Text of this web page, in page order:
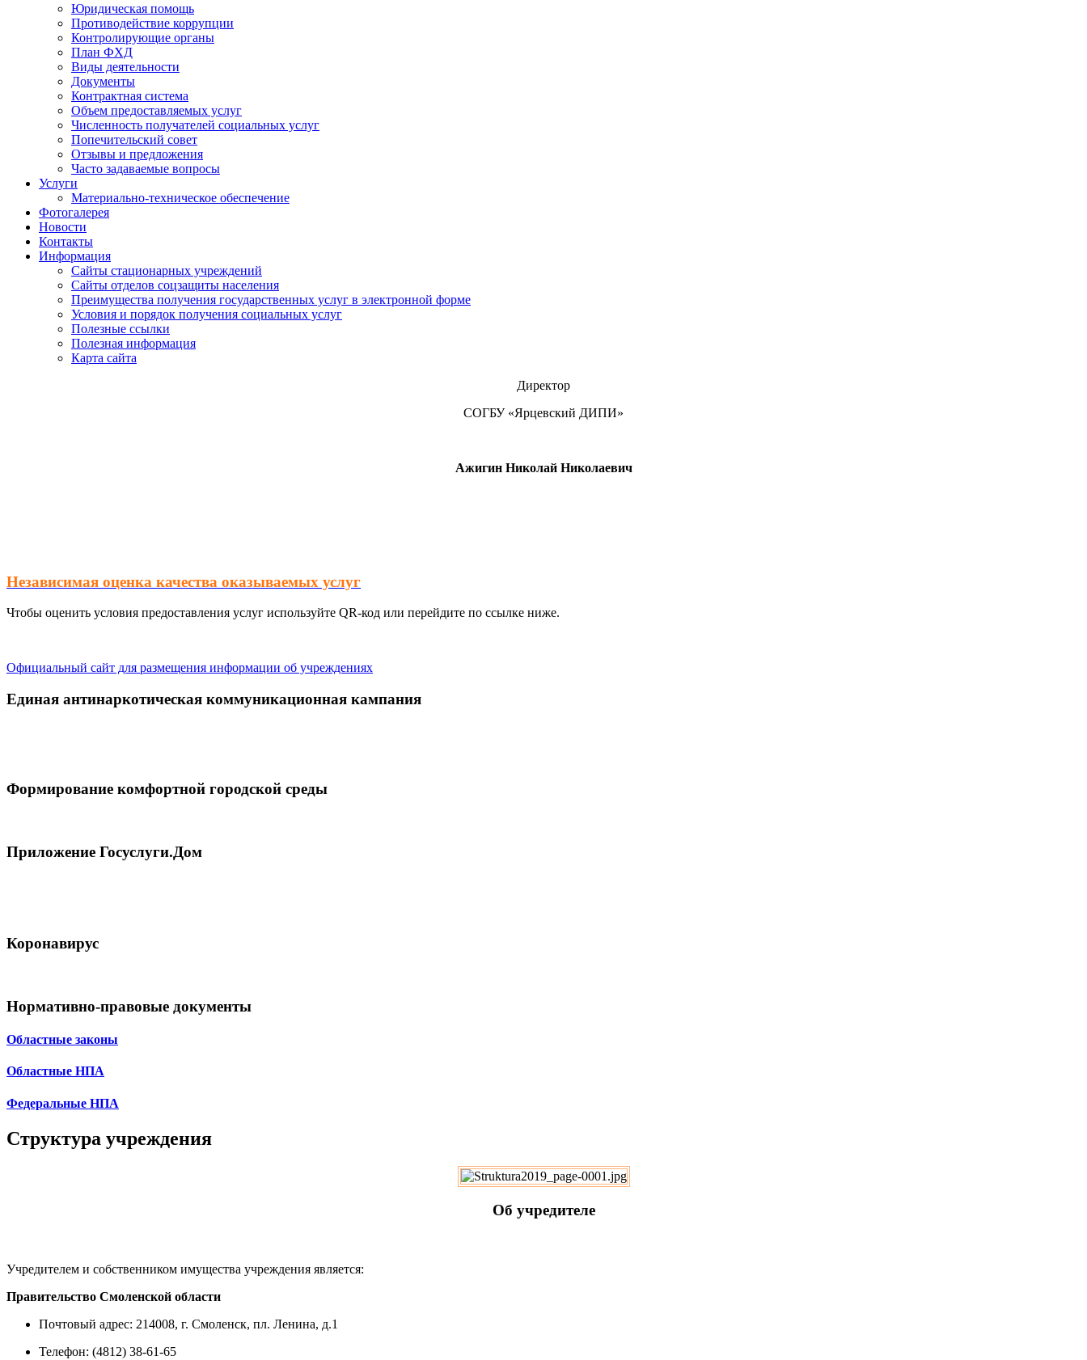
Юридическая помощь
Противодействие коррупции
Контролирующие органы
План ФХД
Виды деятельности
Документы
Контрактная система
Объем предоставляемых услуг
Численность получателей социальных услуг
Попечительский совет
Отзывы и предложения
Часто задаваемые вопросы
Услуги
Материально-техническое обеспечение
Фотогалерея
Новости
Контакты
Информация
Сайты стационарных учреждений
Сайты отделов соцзащиты населения
Преимущества получения государственных услуг в электронной форме
Условия и порядок получения социальных услуг
Полезные ссылки
Полезная информация
Карта сайта
Директор
СОГБУ «Ярцевский ДИПИ»
Ажигин Николай Николаевич
Независимая оценка качества оказываемых услуг
Чтобы оценить условия предоставления услуг используйте QR-код или перейдите по ссылке ниже.
Официальный сайт для размещения информации об учреждениях
Единая антинаркотическая коммуникационная кампания
Формирование комфортной городской среды
Приложение Госуслуги.Дом
Коронавирус
Нормативно-правовые документы
Областные законы
Областные НПА
Федеральные НПА
Структура учреждения
Об учредителе
Учредителем и собственником имущества учреждения является:
Правительство Смоленской области
Почтовый адрес: 214008, г. Смоленск, пл. Ленина, д.1
Телефон: (4812) 38-61-65